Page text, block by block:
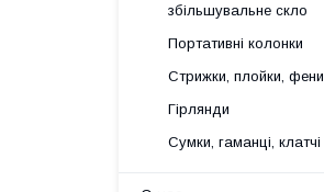
збільшувальне скло
Портативні колонки
Стрижки, плойки, фени
Гірлянди
Сумки, гаманці, клатчі